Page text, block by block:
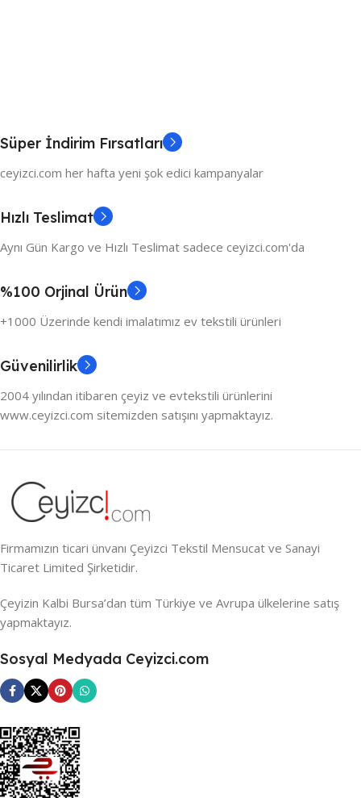
Süper İndirim Fırsatları
ceyizci.com her hafta yeni şok edici kampanyalar
Hızlı Teslimat
Aynı Gün Kargo ve Hızlı Teslimat sadece ceyizci.com'da
%100 Orjinal Ürün
+1000 Üzerinde kendi imalatımız ev tekstili ürünleri
Güvenilirlik
2004 yılından itibaren çeyiz ve evtekstili ürünlerini
www.ceyizci.com sitemizden satışını yapmaktayız.
Firmamızın ticari ünvanı Çeyizci Tekstil Mensucat ve Sanayi
Ticaret Limited Şirketidir.
Çeyizin Kalbi Bursa’dan tüm Türkiye ve Avrupa ülkelerine satış
yapmaktayız.
Sosyal Medyada Ceyizci.com